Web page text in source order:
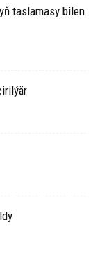
taslamasy bilen